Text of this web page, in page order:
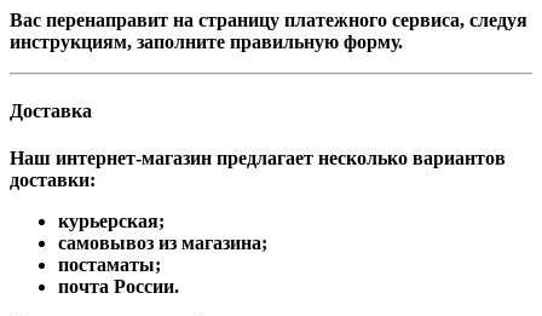
Вас перенаправит на страницу платежного сервиса, следуя
инструкциям, заполните правильную форму.
Доставка
Наш интернет-магазин предлагает несколько вариантов
доставки:
курьерская;
самовывоз из магазина;
постаматы;
почта России.